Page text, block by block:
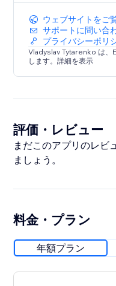
ウェブサイトをご
サポートに問い合
プライバシーポリ
Vladyslav Tytarenko は、
します。詳細を表示
評価・レビュー
まだこのアプリのレビ
ましょう。
料金・プラン
年額プラン